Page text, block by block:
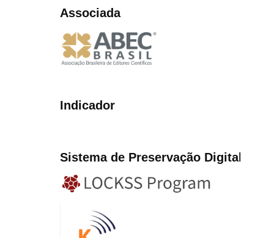
Associada
Indicador
Sistema de Preservação Digital